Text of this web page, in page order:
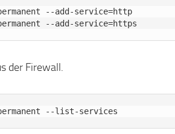
--add-service=http
der Firewall.